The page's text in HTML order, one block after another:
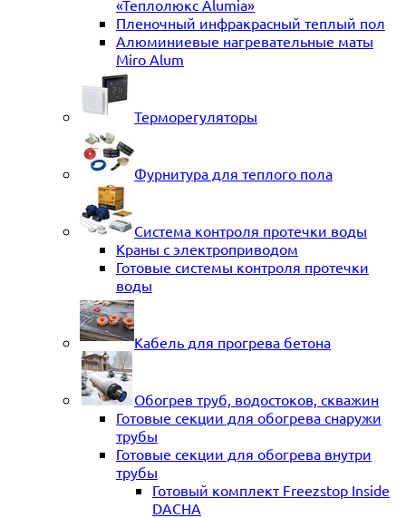
«Теплолюкс Alumia»
Пленочный инфракрасный теплый пол
Алюминиевые нагревательные маты
Miro Alum
Терморегуляторы
Фурнитура для теплого пола
Система контроля протечки воды
Краны с электроприводом
Готовые системы контроля протечки
воды
Кабель для прогрева бетона
Обогрев труб, водостоков, скважин
Готовые секции для обогрева снаружи
трубы
Готовые секции для обогрева внутри
трубы
Готовый комплект Freezstop Inside
DACHA